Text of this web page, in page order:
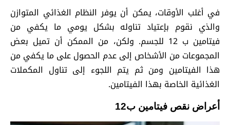
في أغلب الأوقات، يمكن أن يوفر النظام الغذائي المتوازن
والذي نقوم بإعتياد تناوله بشكل يومي ما يكفي من
فيتامين ب 12 للجسم. ولكن، من الممكن أن تميل بعض
المجموعات من الأشخاص إلى عدم الحصول على ما يكفي من
هذا الفيتامين ومن ثم يتم اللجوء إلى تناول المكملات
الغذائية الخاصة بهذا الفيتامين.
أعراض نقص فيتامين ب12